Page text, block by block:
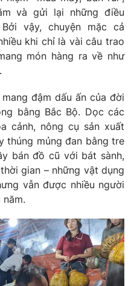
024.38 355 932
897 897
nếu không có sự chấp
VTV.vn khi phát hành lại
và gửi lại những điều
vậy, chuyện mặc cả
khi chỉ là vài câu trao
món hàng ra về như
đậm dấu ấn của đời
bằng Bắc Bộ. Dọc các
cảnh, nông cụ sản xuất
thúng mủng đan bằng tre
bán đồ cũ với bát sành,
gian – những vật dụng
vẫn được nhiều người